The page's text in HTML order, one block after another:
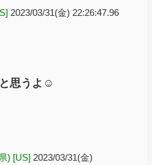
2023/03/31(金) 22:26:47.96
思うよ☺
) [US] 2023/03/31(金)